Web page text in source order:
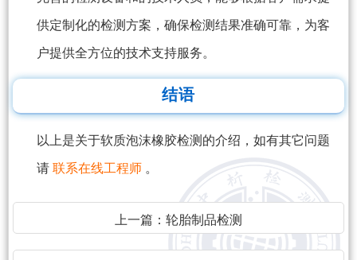
供定制化的检测方案，确保检测结果准确可靠，为客
户提供全方位的技术支持服务。
结语
以上是关于软质泡沫橡胶检测的介绍，如有其它问题
请 联系在线工程师 。
上一篇： 轮胎制品检测